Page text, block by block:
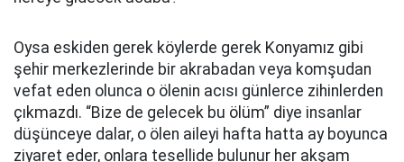
Oysa eskiden gerek köylerde gerek Konyamız gibi
şehir merkezlerinde bir akrabadan veya komşudan
vefat eden olunca o ölenin acısı günlerce zihinlerden
çıkmazdı. “Bize de gelecek bu ölüm” diye insanlar
düşünceye dalar, o ölen aileyi hafta hatta ay boyunca
ziyaret eder, onlara tesellide bulunur her akşam